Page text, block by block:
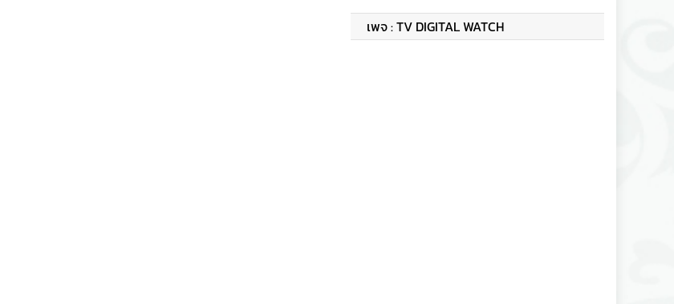
เพจ : TV DIGITAL WATCH